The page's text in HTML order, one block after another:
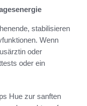
stabilisieren
Wenn
oder
oder ein
Hue zur sanften